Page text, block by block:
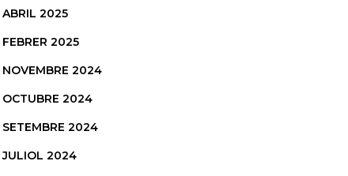
ABRIL 2025
FEBRER 2025
NOVEMBRE 2024
OCTUBRE 2024
SETEMBRE 2024
JULIOL 2024